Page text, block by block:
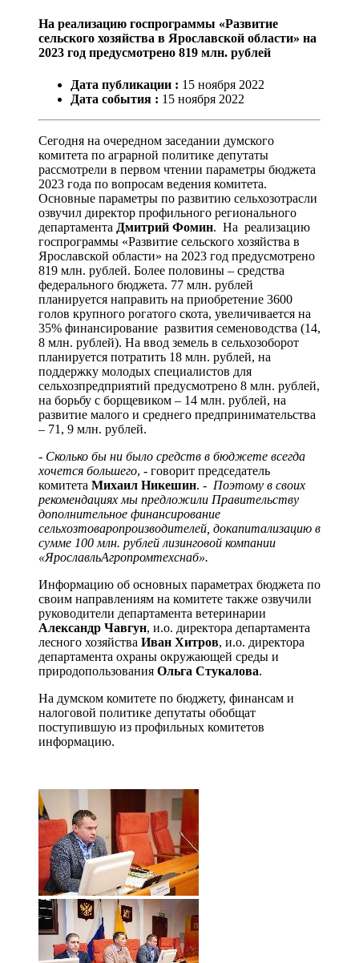
На реализацию госпрограммы «Развитие
сельского хозяйства в Ярославской области» на
2023 год предусмотрено 819 млн. рублей
Дата публикации : 15 ноября 2022
Дата события : 15 ноября 2022
Сегодня на очередном заседании думского
комитета по аграрной политике депутаты
рассмотрели в первом чтении параметры бюджета
2023 года по вопросам ведения комитета.
Основные параметры по развитию сельхозотрасли
озвучил директор профильного регионального
департамента Дмитрий Фомин. На реализацию
госпрограммы «Развитие сельского хозяйства в
Ярославской области» на 2023 год предусмотрено
819 млн. рублей. Более половины – средства
федерального бюджета. 77 млн. рублей
планируется направить на приобретение 3600
голов крупного рогатого скота, увеличивается на
35% финансирование развития семеноводства (14,
8 млн. рублей). На ввод земель в сельхозоборот
планируется потратить 18 млн. рублей, на
поддержку молодых специалистов для
сельхозпредприятий предусмотрено 8 млн. рублей,
на борьбу с борщевиком – 14 млн. рублей, на
развитие малого и среднего предпринимательства
– 71, 9 млн. рублей.
- Сколько бы ни было средств в бюджете всегда
хочется большего, - говорит председатель
комитета Михаил Никешин. - Поэтому в своих
рекомендациях мы предложили Правительству
дополнительное финансирование
сельхозтоваропроизводителей, докапитализацию в
сумме 100 млн. рублей лизинговой компании
«ЯрославльАгропромтехснаб».
Информацию об основных параметрах бюджета по
своим направлениям на комитете также озвучили
руководители департамента ветеринарии
Александр Чавгун, и.о. директора департамента
лесного хозяйства Иван Хитров, и.о. директора
департамента охраны окружающей среды и
природопользования Ольга Стукалова.
На думском комитете по бюджету, финансам и
налоговой политике депутаты обобщат
поступившую из профильных комитетов
информацию.